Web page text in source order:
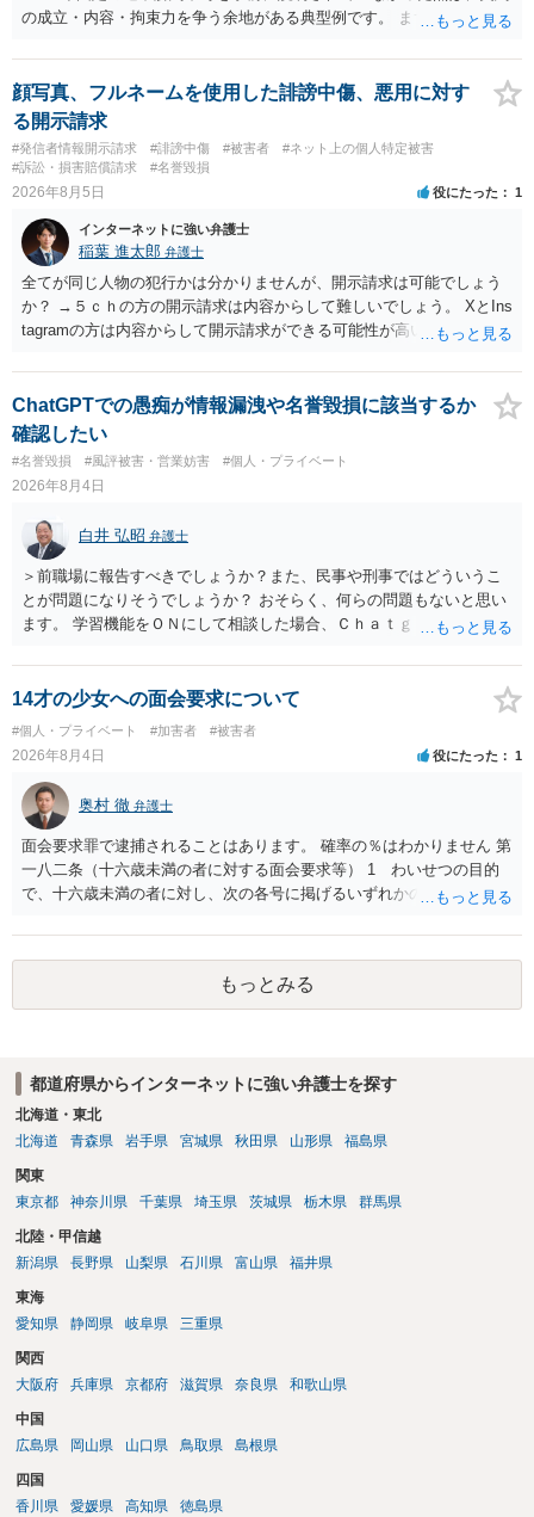
の成立・内容・拘束力を争う余地がある典型例です。 まずは、運営と
みてはいかがでしょうか。 また同時並行で（もしまだされていないの
であれば）書面で退所意思の明確化はしておくべきだと考えます。
顔写真、フルネームを使用した誹謗中傷、悪用に対す
る開示請求
#発信者情報開示請求 #誹謗中傷 #被害者
#ネット上の個人特定被害
#訴訟・損害賠償請求
#名誉毀損
2026年8月5日 役にたった 1
インターネットに強い弁護士
稲葉 進太郎 弁護士
全てが同じ人物の犯行かは分かりませんが、開示請求は可能でしょう
か？ →５ｃｈの方の開示請求は内容からして難しいでしょう。 XとIns
tagramの方は内容からして開示請求ができる可能性が高いでしょう。
いでしょう。７月中にアカウントが削除されている場合、今から進め
ても失敗する可能性が高いように思われます。 相手を特定できた場
合、相手に全ての弁護士費用を負担させることは可能でしょうか？ →
訴訟外の交渉で相手方が認めれば負担させることができるでしょう。
訴訟で判決となった場合は、実際の弁護士費用が認められる場合と認
められない場合があり何ともいえないところでしょう。
ChatGPTでの愚痴が情報漏洩や名誉毀損に該当するか
確認したい
#名誉毀損 #風評被害・営業妨害 #個人・プライベート
2026年8月4日
白井 弘昭 弁護士
＞前職場に報告すべきでしょうか？また、民事や刑事ではどういうこ
とが問題になりそうでしょうか？ おそらく、何らの問題もないと思い
ます。 学習機能をＯＮにして相談した場合、Ｃｈａｔｇｐｔがｏｐｅ
する可能性がありますが、個人名や会社名を特定していない限り、一
般論として抽象化されて回答に織り込まれる可能性が生じるにすぎま
せんので、その情報自体が、秘密情報に当たるとは思えませんし、名
誉棄損として、個人や会社に対する誹謗中傷の不特定多数への公開に
当たるとも思われません。 もちろん、誰がその内容をｃｈａｔｇｐｔ
に入力したかも第三者にしられることはないので、個人や会社の特定
をせずに書き込んだことで（おそらく特定して書き込んだとして
も）、相談者さんが刑事民事の責任に問われることはないでしょう。
私見ながらご参考まで。
14才の少女への面会要求について
#個人・プライベート #加害者 #被害者
2026年8月4日 役にたった 1
奥村 徹 弁護士
面会要求罪で逮捕されることはあります。 確率の％はわかりません 第
一八二条（十六歳未満の者に対する面会要求等） 1 わいせつの目的
で、十六歳未満の者に対し、次の各号に掲げるいずれかの行為をした
が生まれた日より五年以上前の日に生まれた者に限る。）は、一年以
下の拘禁刑又は五十万円以下の罰金に処する。 一 威迫し、偽計を用
い又は誘惑して面会を要求すること。 二 拒まれたにもかかわらず、
反復して面会を要求すること。 三 金銭その他の利益を供与し、又は
二年以下の拘禁刑又は百万円以下の罰金に処する。
もっとみる
都道府県からインターネットに強い弁護士を探す
北海道・東北
北海道
青森県 岩手県 宮城県 秋田県 山形県 福島県
関東
東京都
神奈川県 千葉県 埼玉県 茨城県 栃木県 群馬県
北陸・甲信越
新潟県
長野県 山梨県 石川県 富山県 福井県
東海
愛知県
静岡県 岐阜県 三重県
関西
大阪府
兵庫県 京都府 滋賀県 奈良県 和歌山県
中国
広島県
岡山県 山口県 鳥取県 島根県
四国
香川県
愛媛県 高知県 徳島県